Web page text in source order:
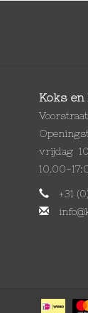
Koks en
vrijdag
10.00-
+31